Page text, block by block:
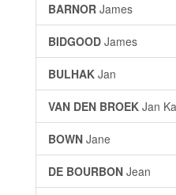
BARNOR James
BIDGOOD James
BULHAK Jan
VAN DEN BROEK Jan
BOWN Jane
DE BOURBON Jean